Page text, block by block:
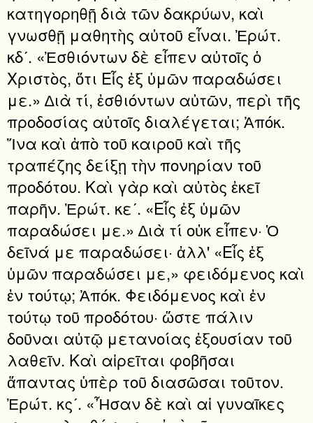
κατηγορηθῇ διὰ τῶν δακρύων, καὶ
γνωσθῇ μαθητὴς αὐτοῦ εἶναι. Ἐρώτ.
κδʹ. «Ἐσθιόντων δὲ εἶπεν αὐτοῖς ὁ
Χριστὸς, ὅτι Εἷς ἐξ ὑμῶν παραδώσει
με.» ∆ιὰ τί, ἐσθιόντων αὐτῶν, περὶ τῆς
προδοσίας αὐτοῖς διαλέγεται; Ἀπόκ.
Ἵνα καὶ ἀπὸ τοῦ καιροῦ καὶ τῆς
τραπέζης δείξῃ τὴν πονηρίαν τοῦ
προδότου. Καὶ γὰρ καὶ αὐτὸς ἐκεῖ
παρῆν. Ἐρώτ. κεʹ. «Εἷς ἐξ ὑμῶν
παραδώσει με.» ∆ιὰ τί οὐκ εἶπεν· Ὁ
δεῖνά με παραδώσει· ἀλλ' «Εἷς ἐξ
ὑμῶν παραδώσει με,» φειδόμενος καὶ
ἐν τούτῳ; Ἀπόκ. Φειδόμενος καὶ ἐν
τούτῳ τοῦ προδότου· ὥστε πάλιν
δοῦναι αὐτῷ μετανοίας ἐξουσίαν τοῦ
λαθεῖν. Καὶ αἱρεῖται φοβῆσαι
ἅπαντας ὑπὲρ τοῦ διασῶσαι τοῦτον.
Ἐρώτ. κςʹ. «Ἦσαν δὲ καὶ αἱ γυναῖκες